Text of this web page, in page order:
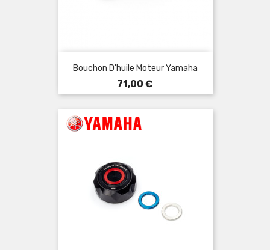
Bouchon D'huile Moteur Yamaha
Prix
71,00 €